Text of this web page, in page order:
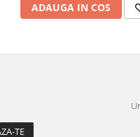
ADAUGA IN COS